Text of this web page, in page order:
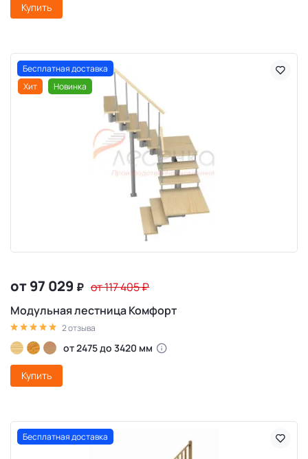
Купить
Бесплатная доставка
Хит
Новинка
от 97 029 ₽ от 117 405₽
Модульная лестница Комфорт
2 отзыва
от 2475 до 3420 мм
Купить
Бесплатная доставка